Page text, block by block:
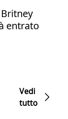
entrato
Vedi
tutto